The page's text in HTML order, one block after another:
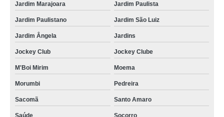
Jardim Marajoara Jardim Paulista
Jardim Paulistano Jardim São Luiz
Jardim Ângela Jardins
Jockey Club Jockey Clube
M'Boi Mirim Moema
Morumbi Pedreira
Sacomã Santo Amaro
Saúde Socorro